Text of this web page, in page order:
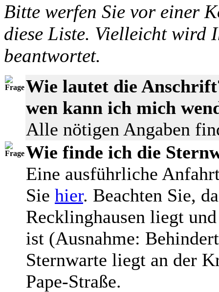
Bitte werfen Sie vor einer
diese Liste. Vielleicht wird
beantwortet.
Wie lautet die
wen kann ich mich
Alle nötigen Angaben
Wie finde ich die
Eine ausführliche
Sie hier. Beachten Sie,
Recklinghausen liegt
ist (Ausnahme:
Sternwarte liegt an der
Pape-Straße.